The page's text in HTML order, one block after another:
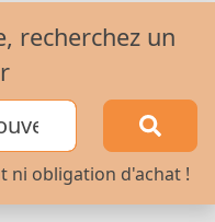
recherchez un
ni obligation d'achat !